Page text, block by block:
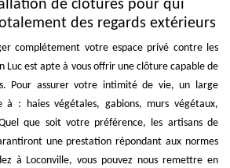
de clôtures pour qui
des regards extérieurs
complétement votre espace privé contre les
Luc est apte à vous offrir une clôture capable de
Pour assurer votre intimité de vie, un large
à : haies végétales, gabions, murs végétaux,
que soit votre préférence, les artisans de
une prestation répondant aux normes
à Loconville, vous pouvez nous remettre en